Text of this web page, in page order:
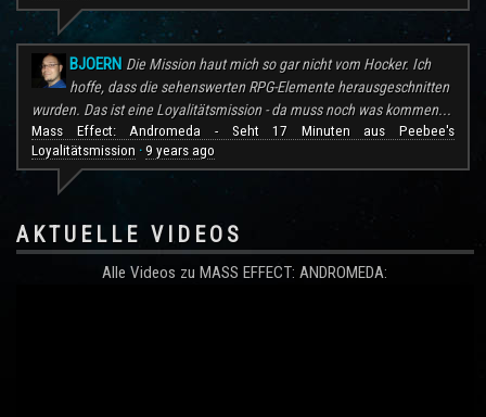
BJOERN Die Mission haut mich so gar nicht vom Hocker. Ich
hoffe, dass die sehenswerten RPG-Elemente herausgeschnitten
wurden. Das ist eine Loyalitätsmission - da muss noch was kommen...
Mass Effect: Andromeda - Seht 17 Minuten aus Peebee's
Loyalitätsmission · 9 years ago
AKTUELLE VIDEOS
Alle Videos zu MASS EFFECT: ANDROMEDA: